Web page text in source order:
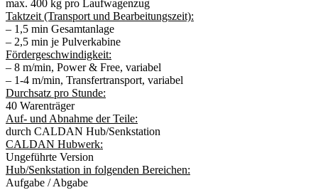
max. 400 kg pro Laufwagenzug
Taktzeit (Transport und Bearbeitungszeit):
– 1,5 min Gesamtanlage
– 2,5 min je Pulverkabine
Fördergeschwindigkeit:
– 8 m/min, Power & Free, variabel
– 1-4 m/min, Transfertransport, variabel
Durchsatz pro Stunde:
40 Warenträger
Auf- und Abnahme der Teile:
durch CALDAN Hub/Senkstation
CALDAN Hubwerk:
Ungeführte Version
Hub/Senkstation in folgenden Bereichen:
Aufgabe / Abgabe